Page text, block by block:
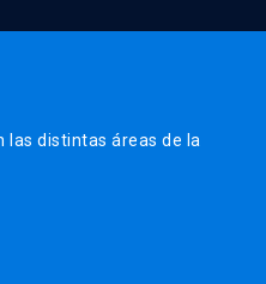
las distintas áreas de la